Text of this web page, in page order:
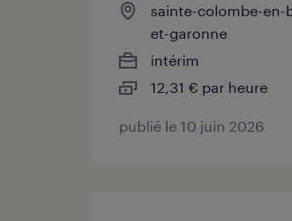
sainte-colombe-en-
et-garonne
intérim
12,31 € par heure
publié le 10 juin 2026